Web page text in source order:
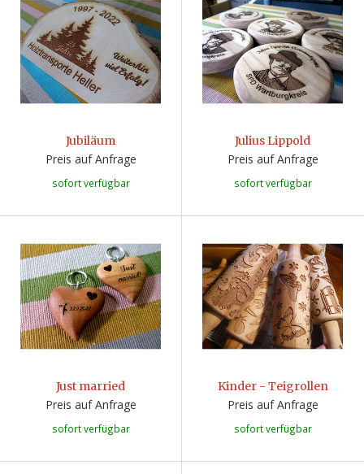
Jubiläum
Preis auf Anfrage
sofort verfügbar
Julius Lippold
Preis auf Anfrage
sofort verfügbar
Just married
Preis auf Anfrage
sofort verfügbar
Kinder - Teigrollen
Preis auf Anfrage
sofort verfügbar